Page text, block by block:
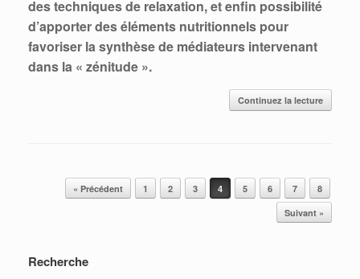
des techniques de relaxation, et enfin possibilité
d’apporter des éléments nutritionnels pour
favoriser la synthèse de médiateurs intervenant
dans la « zénitude ».
Continuez la lecture
Post navigation
« Précédent 1 2 3 4 5 6 7
8
Suivant »
Recherche